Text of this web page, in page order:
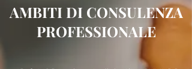
Iveco
AMBITI DI CONSULENZA
PROFESSIONALE